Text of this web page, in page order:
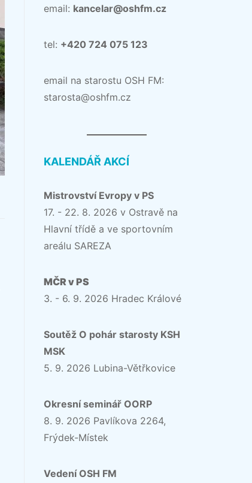
email: kancelar@oshfm.cz
tel: +420 724 075 123
email na starostu OSH FM:
starosta@oshfm.cz
KALENDÁŘ AKCÍ
Mistrovství Evropy v PS
17. - 22. 8. 2026 v Ostravě na
Hlavní třídě a ve sportovním
areálu SAREZA
MČR v PS
3. - 6. 9. 2026 Hradec Králové
Soutěž O pohár starosty KSH
MSK
5. 9. 2026 Lubina-Větřkovice
Okresní seminář OORP
8. 9. 2026 Pavlíkova 2264,
Frýdek-Místek
Vedení OSH FM